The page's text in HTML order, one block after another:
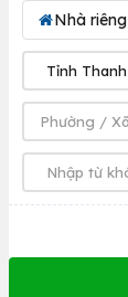
Nhà riêng